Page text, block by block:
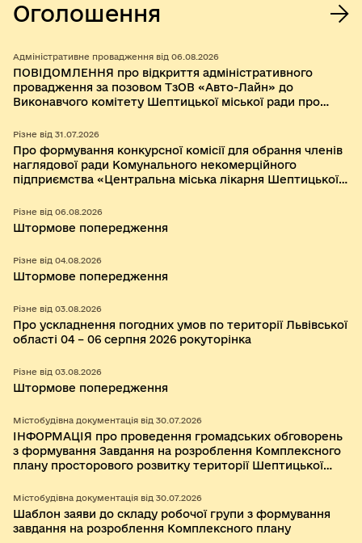
Оголошення
Адміністративне провадження від 06.08.2026
ПОВІДОМЛЕННЯ про відкриття адміністративного
провадження за позовом ТзОВ «Авто-Лайн» до
Виконавчого комітету Шептицької міської ради про
Виконавчого комітету Червоноградської міської ради
від 07 травня 2024 року № 104 «Про затвердження
примірної форми Договору про організацію
перевезення пасажирів на автобусному маршруті
загального користування».
Різне від 31.07.2026
Про формування конкурсної комісії для обрання членів
наглядової ради Комунального некомерційного
підприємства «Центральна міська лікарня Шептицької
Різне від 06.08.2026
Штормове попередження
Різне від 04.08.2026
Штормове попередження
Різне від 03.08.2026
Про ускладнення погодних умов по території Львівської
області 04 – 06 серпня 2026 рокуторінка
Різне від 03.08.2026
Штормове попередження
Містобудівна документація від 30.07.2026
ІНФОРМАЦІЯ про проведення громадських обговорень
з формування Завдання на розроблення Комплексного
плану просторового розвитку території Шептицької
Львівської області та складу робочої групи.
Містобудівна документація від 30.07.2026
Шаблон заяви до складу робочої групи з формування
завдання на розроблення Комплексного плану